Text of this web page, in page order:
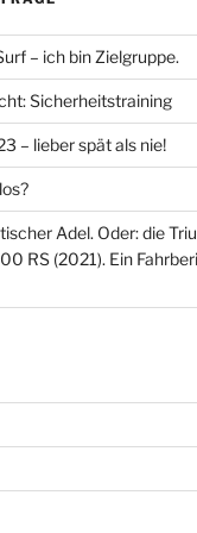
– ich bin Zielgruppe.
Sicherheitstraining
– lieber spät als nie!
Adel. Oder: die
RS (2021). Ein